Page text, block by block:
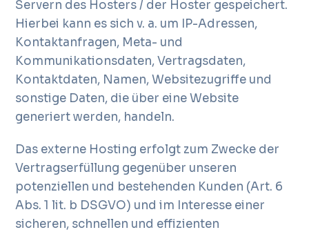
Servern des Hosters / der Hoster gespeichert.
Hierbei kann es sich v. a. um IP-Adressen,
Kontaktanfragen, Meta- und
Kommunikationsdaten, Vertragsdaten,
Kontaktdaten, Namen, Websitezugriffe und
sonstige Daten, die über eine Website
generiert werden, handeln.
Das externe Hosting erfolgt zum Zwecke der
Vertragserfüllung gegenüber unseren
potenziellen und bestehenden Kunden (Art. 6
Abs. 1 lit. b DSGVO) und im Interesse einer
sicheren, schnellen und effizienten